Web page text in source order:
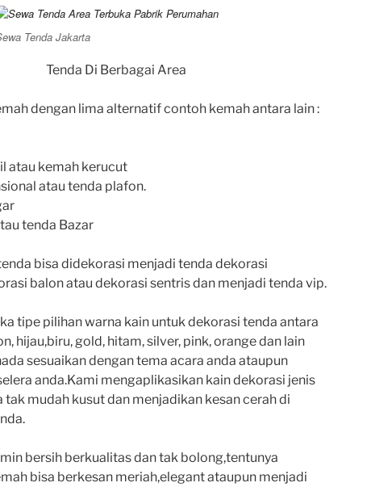
Tenda Jakarta
Tenda Di Berbagai Area
dengan lima alternatif contoh kemah antara lain :
atau kemah kerucut
atau tenda plafon.
tenda Bazar
bisa didekorasi menjadi tenda dekorasi
balon atau dekorasi sentris dan menjadi tenda vip.
tipe pilihan warna kain untuk dekorasi tenda antara
hijau,biru, gold, hitam, silver, pink, orange dan lain
sesuaikan dengan tema acara anda ataupun
anda.Kami mengaplikasikan kain dekorasi jenis
mudah kusut dan menjadikan kesan cerah di
bersih berkualitas dan tak bolong,tentunya
bisa berkesan meriah,elegant ataupun menjadi